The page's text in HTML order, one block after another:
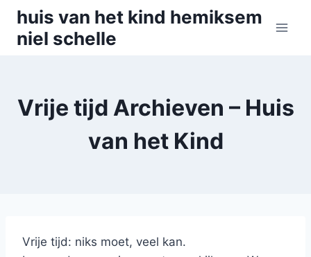
Skip
content
huis van het kind hemiksem
niel schelle
Vrije tijd Archieven – Huis
van het Kind
Vrije tijd: niks moet, veel kan.